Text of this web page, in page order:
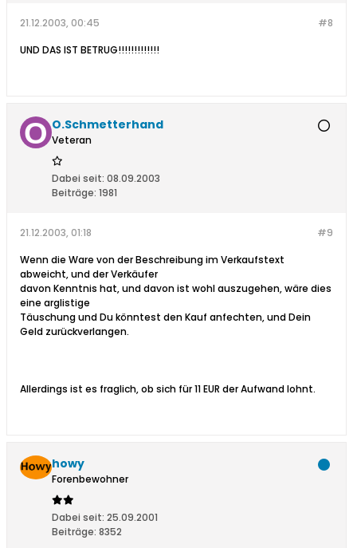
#8
21.12.2003, 00:45
UND DAS IST BETRUG!!!!!!!!!!!!!
O.Schmetterhand
Veteran
Dabei seit: 08.09.2003
Beiträge: 1981
#9
21.12.2003, 01:18
Wenn die Ware von der Beschreibung im Verkaufstext
abweicht, und der Verkäufer
davon Kenntnis hat, und davon ist wohl auszugehen, wäre dies
eine arglistige
Täuschung und Du könntest den Kauf anfechten, und Dein
Geld zurückverlangen.
Allerdings ist es fraglich, ob sich für 11 EUR der Aufwand lohnt.
howy
Forenbewohner
Dabei seit: 25.09.2001
Beiträge: 8352